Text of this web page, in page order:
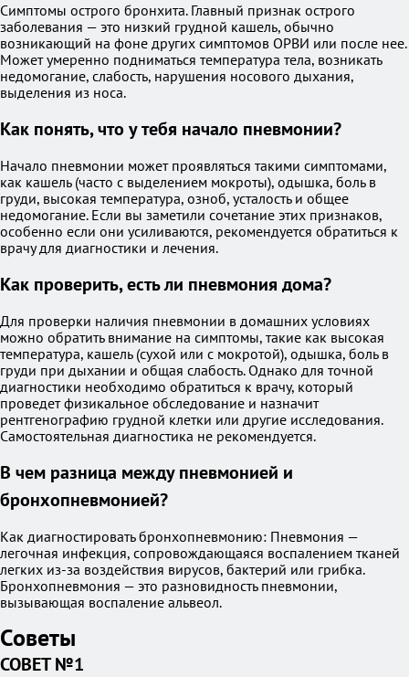
Симптомы острого бронхита. Главный признак острого
заболевания — это низкий грудной кашель, обычно
возникающий на фоне других симптомов ОРВИ или после нее.
Может умеренно подниматься температура тела, возникать
недомогание, слабость, нарушения носового дыхания,
выделения из носа.
Как понять, что у тебя начало пневмонии?
Начало пневмонии может проявляться такими симптомами,
как кашель (часто с выделением мокроты), одышка, боль в
груди, высокая температура, озноб, усталость и общее
недомогание. Если вы заметили сочетание этих признаков,
особенно если они усиливаются, рекомендуется обратиться к
врачу для диагностики и лечения.
Как проверить, есть ли пневмония дома?
Для проверки наличия пневмонии в домашних условиях
можно обратить внимание на симптомы, такие как высокая
температура, кашель (сухой или с мокротой), одышка, боль в
груди при дыхании и общая слабость. Однако для точной
диагностики необходимо обратиться к врачу, который
проведет физикальное обследование и назначит
рентгенографию грудной клетки или другие исследования.
Самостоятельная диагностика не рекомендуется.
В чем разница между пневмонией и
бронхопневмонией?
Как диагностировать бронхопневмонию: Пневмония —
легочная инфекция, сопровождающаяся воспалением тканей
легких из-за воздействия вирусов, бактерий или грибка.
Бронхопневмония — это разновидность пневмонии,
вызывающая воспаление альвеол.
Советы
СОВЕТ №1